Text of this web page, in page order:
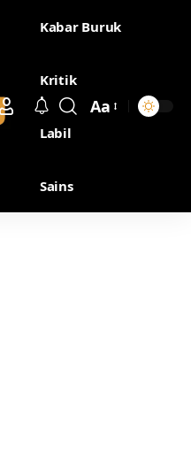
Kabar Buruk
Kritik
Labil
Sains
Aa